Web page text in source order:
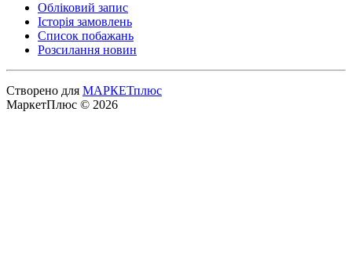
Обліковий запис
Історія замовлень
Список побажань
Розсилання новин
Створено для МАРКЕТплюс
МаркетПлюс © 2026